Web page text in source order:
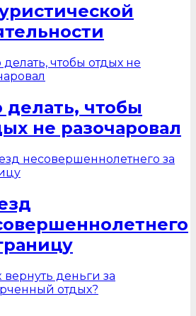
делать, чтобы
не разочаровал